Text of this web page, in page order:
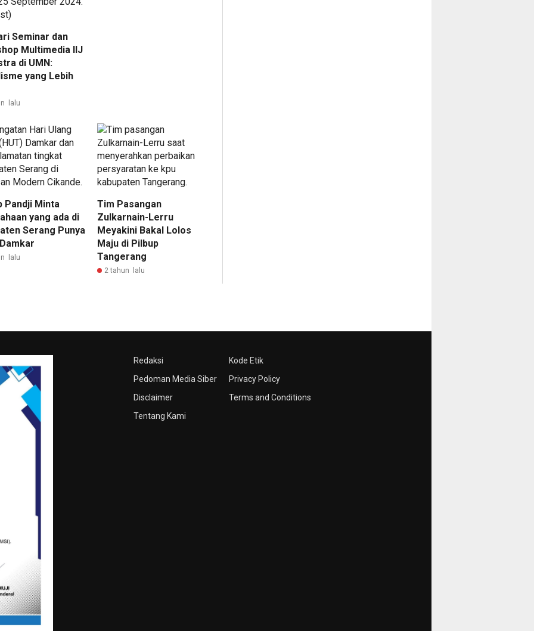
Seminar dan
Multimedia IIJ
di UMN:
yang Lebih
lalu
Pandji Minta
yang ada di
Serang Punya
lalu
Tim Pasangan
Zulkarnain-Lerru
Meyakini Bakal Lolos
Maju di Pilbup
Tangerang
2 tahun lalu
Redaksi
Pedoman Media Siber
Disclaimer
Tentang Kami
Kode Etik
Privacy Policy
Terms and Conditions